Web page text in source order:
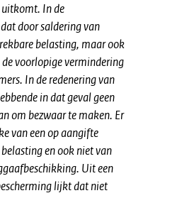
In de
door saldering van
belasting, maar ook
voorlopige vermindering
In de redenering van
in dat geval geen
om bezwaar te maken. Er
van een op aangifte
en ook niet van
Uit een
lijkt dat niet